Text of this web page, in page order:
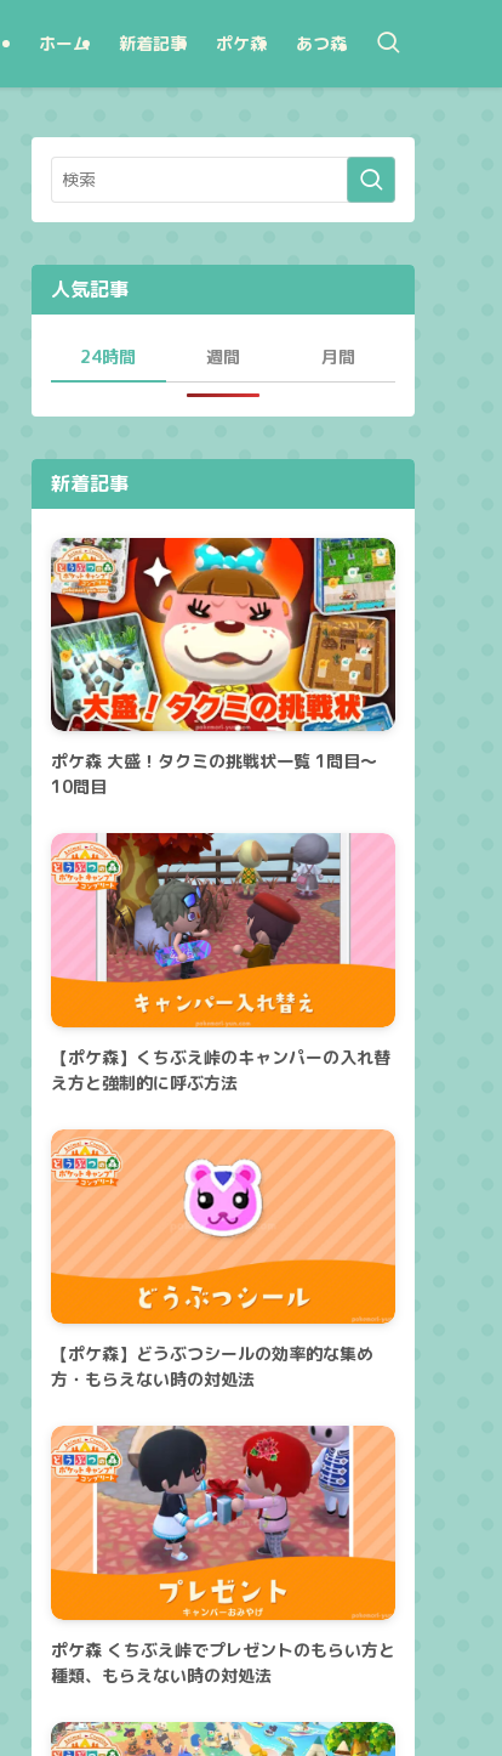
ホーム 新着記事 ポケ森 あつ森
人気記事
24時間 週間 月間
新着記事
ポケ森 大盛！タクミの挑戦状一覧 1問目～
10問目
【ポケ森】くちぶえ峠のキャンパーの入れ替
え方と強制的に呼ぶ方法
【ポケ森】どうぶつシールの効率的な集め
方・もらえない時の対処法
ポケ森 くちぶえ峠でプレゼントのもらい方と
種類、もらえない時の対処法